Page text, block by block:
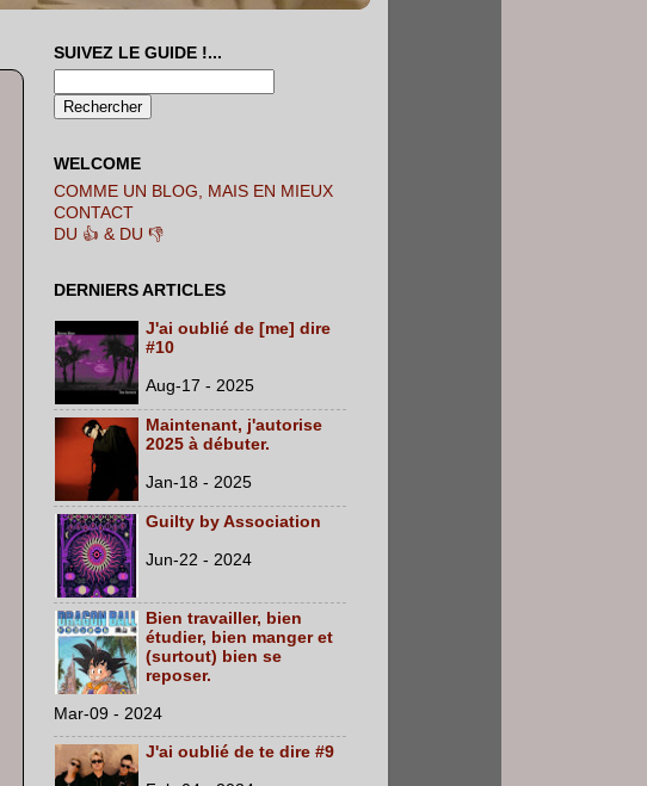
SUIVEZ LE GUIDE !...
WELCOME
COMME UN BLOG, MAIS EN MIEUX
CONTACT
DU 👍 & DU 👎
DERNIERS ARTICLES
J'ai oublié de [me] dire
#10
Aug-17 - 2025
Maintenant, j'autorise
2025 à débuter.
Jan-18 - 2025
Guilty by Association
Jun-22 - 2024
Bien travailler, bien
étudier, bien manger et
(surtout) bien se
reposer.
Mar-09 - 2024
J'ai oublié de te dire #9